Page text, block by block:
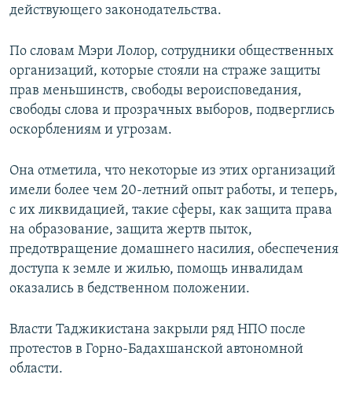
действующего законодательства.
По словам Мэри Лолор, сотрудники общественных
организаций, которые стояли на страже защиты
прав меньшинств, свободы вероисповедания,
свободы слова и прозрачных выборов, подверглись
оскорблениям и угрозам.
Она отметила, что некоторые из этих организаций
имели более чем 20-летний опыт работы, и теперь,
с их ликвидацией, такие сферы, как защита права
на образование, защита жертв пыток,
предотвращение домашнего насилия, обеспечения
доступа к земле и жилью, помощь инвалидам
оказались в бедственном положении.
Власти Таджикистана закрыли ряд НПО после
протестов в Горно-Бадахшанской автономной
области.